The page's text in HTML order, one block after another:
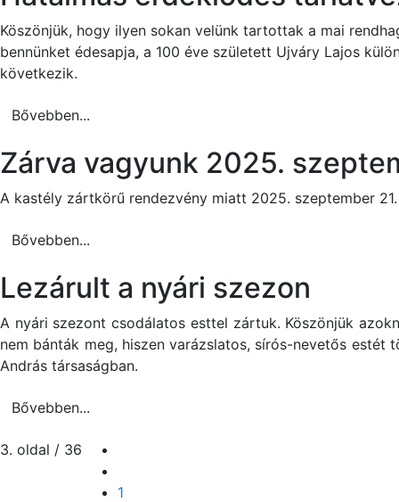
Köszönjük, hogy ilyen sokan velünk tartottak a mai
bennünket édesapja, a 100 éve született Ujváry Lajos
következik.
Bővebben...
Zárva vagyunk 2025.
A kastély zártkörű rendezvény miatt 2025. szeptember
Bővebben...
Lezárult a nyári szezon
A nyári szezont csodálatos esttel zártuk. Köszönjük
nem bánták meg, hiszen varázslatos, sírós-nevetős
András társaságban.
Bővebben...
3. oldal / 36
1